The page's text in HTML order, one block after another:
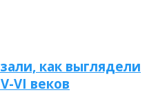
как выглядели
VI веков